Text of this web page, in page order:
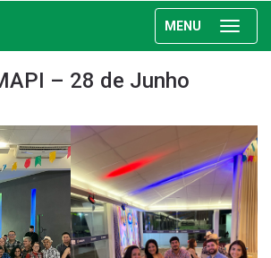
MENU
– 28 de Junho